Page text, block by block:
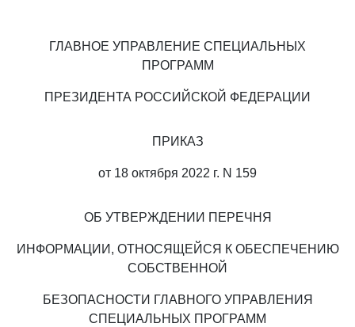
ГЛАВНОЕ УПРАВЛЕНИЕ СПЕЦИАЛЬНЫХ
ПРОГРАММ
ПРЕЗИДЕНТА РОССИЙСКОЙ ФЕДЕРАЦИИ
ПРИКАЗ
от 18 октября 2022 г. N 159
ОБ УТВЕРЖДЕНИИ ПЕРЕЧНЯ
ИНФОРМАЦИИ, ОТНОСЯЩЕЙСЯ К ОБЕСПЕЧЕНИЮ
СОБСТВЕННОЙ
БЕЗОПАСНОСТИ ГЛАВНОГО УПРАВЛЕНИЯ
СПЕЦИАЛЬНЫХ ПРОГРАММ